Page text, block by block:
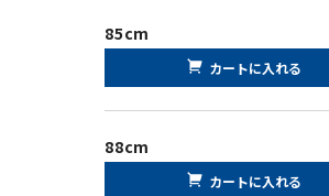
85cm
カートに入れる
88cm
カートに入れる